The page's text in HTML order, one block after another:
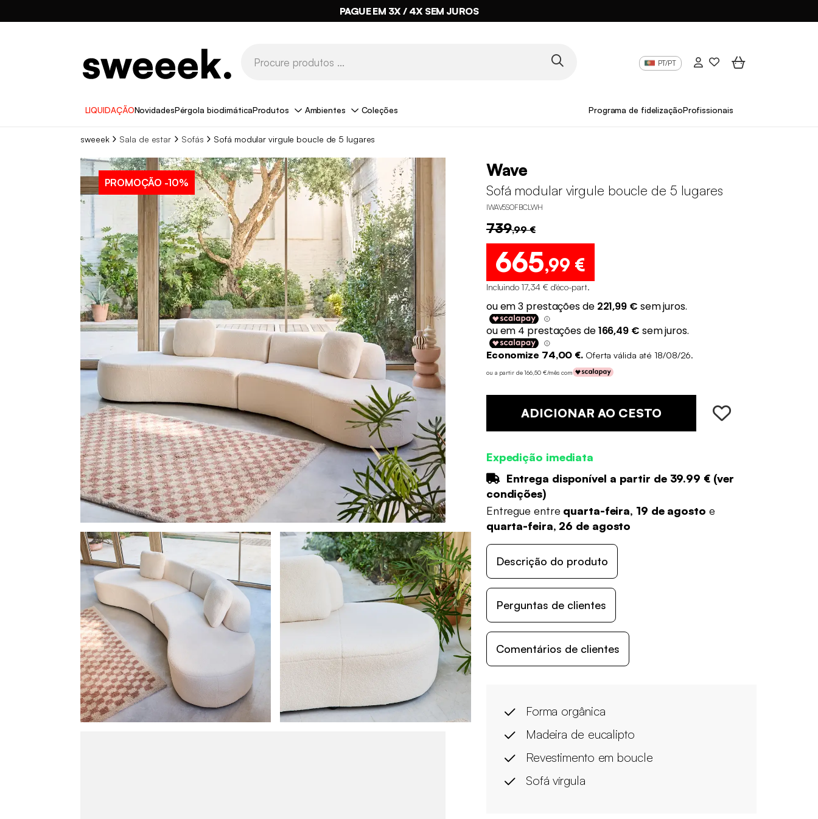
PAGUE EM 3X / 4X SEM JUROS
PT/PT
LIQUIDAÇÃONovidadesPérgola bioclimáticaProdutos Ambientes Coleções Programa de fidelizaçãoProfissionais
sweeek Sala de estar Sofás Sofá modular virgule boucle de 5 lugares
PROMOÇÃO -10%
Wave
Sofá modular virgule boucle de 5 lugares
IWAV5SOFBCLWH
739,99 €
665,99 €
Incluindo 17,34 € d'éco-part.
Economize 74,00 €. Oferta válida até 18/08/26.
ou a partir de 166,50 €/mês com
ADICIONAR AO CESTO
Expedição imediata
Entrega disponível a partir de 39.99 €(ver
condições)
Entregue entre quarta-feira, 19 de agosto e
quarta-feira, 26 de agosto
Descrição do produto
Perguntas de clientes
Comentários de clientes
Forma orgânica
Madeira de eucalipto
Revestimento em boucle
Sofá vírgula